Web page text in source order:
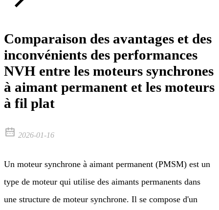
Comparaison des avantages et des
inconvénients des performances
NVH entre les moteurs synchrones
à aimant permanent et les moteurs
à fil plat
2026-01-16
Un moteur synchrone à aimant permanent (PMSM) est un
type de moteur qui utilise des aimants permanents dans
une structure de moteur synchrone. Il se compose d'un